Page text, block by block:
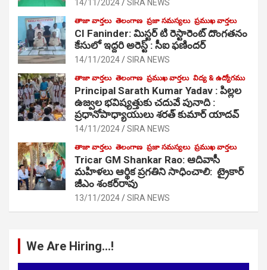
14/11/2024 SIRA NEWS
తాజా వార్తలు తెలంగాణ ప్రజా సమస్యలు ప్రముఖ వార్తలు
CI Faninder: మిస్టర్ టి రెస్టారెంట్ దొంగతనం
కేసులో ఇద్దరి అరెస్ట్ : సీఐ ఫణిందర్
14/11/2024 SIRA NEWS
తాజా వార్తలు తెలంగాణ ప్రముఖ వార్తలు విద్య & ఉద్యోగము
Principal Sarath Kumar Yadav : పిల్లల
ఉజ్వల భవిష్యత్తుకు చదువే పునాది :
ప్రధానోపాధ్యాయులు శరత్ కుమార్ యాదవ్
14/11/2024 SIRA NEWS
తాజా వార్తలు తెలంగాణ ప్రజా సమస్యలు ప్రముఖ వార్తలు
Tricar GM Shankar Rao: ఆదివాసీ
మహిళలు ఆర్థిక ప్రగతిని సాధించాలి: ట్రైకార్
జీఎం శంకర్‌రావు
13/11/2024 SIRA NEWS
We Are Hiring…!